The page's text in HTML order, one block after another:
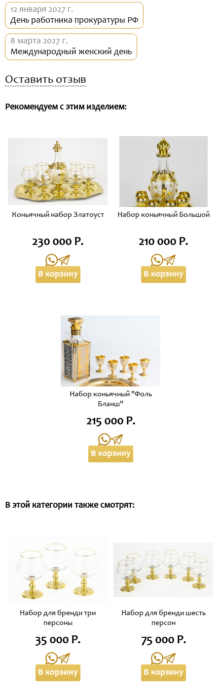
12 января 2027 г.
День работника прокуратуры РФ
8 марта 2027 г.
Международный женский день
Оставить отзыв
Рекомендуем с этим изделием:
Коньячный набор Златоуст
230 000 Р.
В корзину
Набор коньячный Большой
210 000 Р.
В корзину
Набор коньячный "Фоль
Бланш"
215 000 Р.
В корзину
В этой категории также смотрят:
Набор для бренди три
персоны
35 000 Р.
В корзину
Набор для бренди шесть
персон
75 000 Р.
В корзину